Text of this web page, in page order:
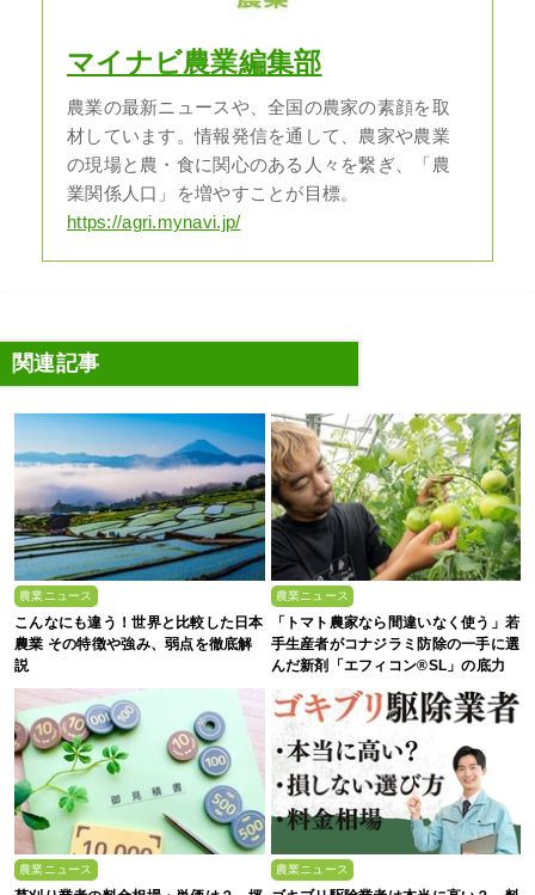
マイナビ農業編集部
農業の最新ニュースや、全国の農家の素顔を取
材しています。情報発信を通して、農家や農業
の現場と農・食に関心のある人々を繋ぎ、「農
業関係人口」を増やすことが目標。
https://agri.mynavi.jp/
関連記事
農業ニュース
こんなにも違う！世界と比較した日本
農業 その特徴や強み、弱点を徹底解
説
農業ニュース
「トマト農家なら間違いなく使う」若
手生産者がコナジラミ防除の一手に選
んだ新剤「エフィコン®SL」の底力
農業ニュース 農業ニュース